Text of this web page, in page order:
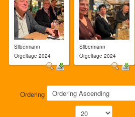
Silbermann
Orgeltage 2024
Silbermann
Orgeltage 2024
Ordering